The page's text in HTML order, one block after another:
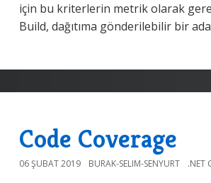
için bu kriterlerin metrik olarak
Build, dağıtıma gönderilebilir bir
Code Coverage
06 ŞUBAT 2019 BURAK-SELIM-SENYURT .NET